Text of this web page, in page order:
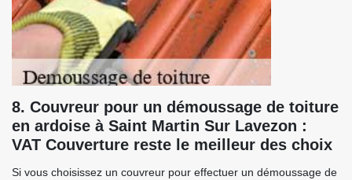
8. Couvreur pour un démoussage de toiture
en ardoise à Saint Martin Sur Lavezon :
VAT Couverture reste le meilleur des choix
Si vous choisissez un couvreur pour effectuer un démoussage de